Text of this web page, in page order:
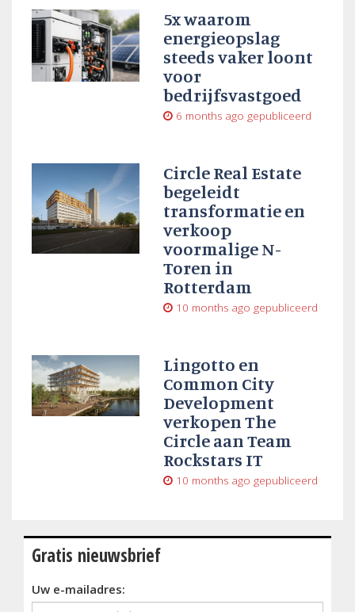
5x waarom
energieopslag
steeds vaker loont
voor
bedrijfsvastgoed
6 months ago gepubliceerd
Circle Real Estate
begeleidt
transformatie en
verkoop
voormalige N-
Toren in
Rotterdam
10 months ago gepubliceerd
Lingotto en
Common City
Development
verkopen The
Circle aan Team
Rockstars IT
10 months ago gepubliceerd
Gratis nieuwsbrief
Uw e-mailadres: